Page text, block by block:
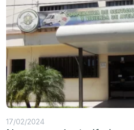
17/02/2024